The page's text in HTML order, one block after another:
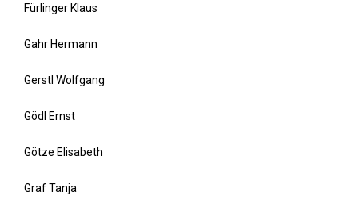
Fürlinger Klaus
Gahr Hermann
Gerstl Wolfgang
Gödl Ernst
Götze Elisabeth
Graf Tanja